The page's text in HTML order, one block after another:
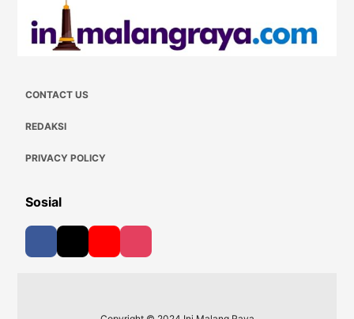
CONTACT US
REDAKSI
PRIVACY POLICY
Sosial